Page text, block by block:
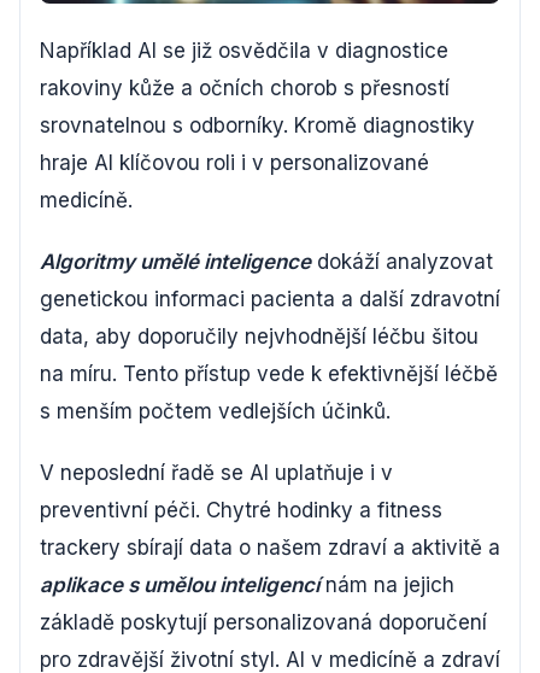
Například AI se již osvědčila v diagnostice
rakoviny kůže a očních chorob s přesností
srovnatelnou s odborníky. Kromě diagnostiky
hraje AI klíčovou roli i v personalizované
medicíně.
Algoritmy umělé inteligencedokáží analyzovat
genetickou informaci pacienta a další zdravotní
data, aby doporučily nejvhodnější léčbu šitou
na míru. Tento přístup vede k efektivnější léčbě
s menším počtem vedlejších účinků.
V neposlední řadě se AI uplatňuje i v
preventivní péči. Chytré hodinky a fitness
trackery sbírají data o našem zdraví a aktivitě a
aplikace s umělou inteligencínám na jejich
základě poskytují personalizovaná doporučení
pro zdravější životní styl. AI v medicíně a zdraví